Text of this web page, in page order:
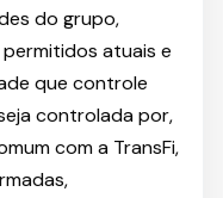
do grupo,
atuais e
que controle
controlada por,
com a TransFi,